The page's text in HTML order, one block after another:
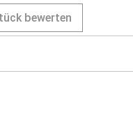
bewerten